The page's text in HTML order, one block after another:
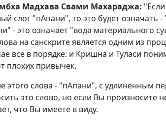
Мадхава Свами Махараджа:
слог "пАпани", то это будет означать
- это означает "вода материального
на санскрите является одним из
все в порядке: и Кришна и Туласи
плохих привычек.
этого слова - "пАпани", с удлиненным
это слово, но если Вы произносите
что Вы имеете в виду.